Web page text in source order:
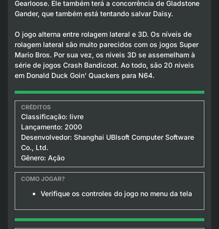
Gearloose. Ele também terá a concorrência de Gladstone
Gander, que também está tentando salvar Daisy.
O jogo alterna entre rolagem lateral e 3D. Os níveis de
rolagem lateral são muito parecidos com os jogos Super
Mario Bros. Por sua vez, os níveis 3D se assemelham à
série de jogos Crash Bandicoot. Ao todo, são 20 níveis
em Donald Duck Goin' Quackers para N64.
Classificação: livre
Lançamento: 2000
Desenvolvedor: Shanghai UBIsoft Computer Software
Co., Ltd.
Gênero: Ação
Verifique os controles do jogo no menu da tela